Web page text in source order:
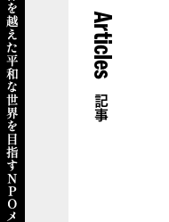
Articles
記事